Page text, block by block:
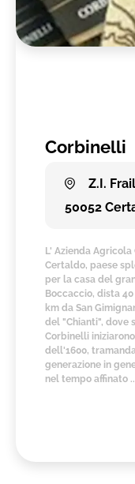
Corbinelli
Z.I.
50052
L' Azienda
Certaldo, paese
per la casa del
Boccaccio, dista
km da San
del "Chianti", dove
Corbinelli
dell'1600,
generazione in
nel tempo affinato